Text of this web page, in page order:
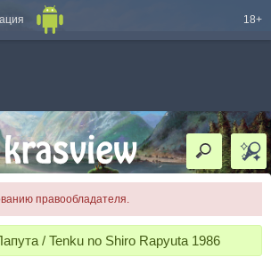
18+
правообладателя.
/ Tenku no Shiro Rapyuta 1986